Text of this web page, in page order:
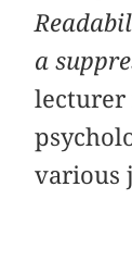
a
lecturer
various